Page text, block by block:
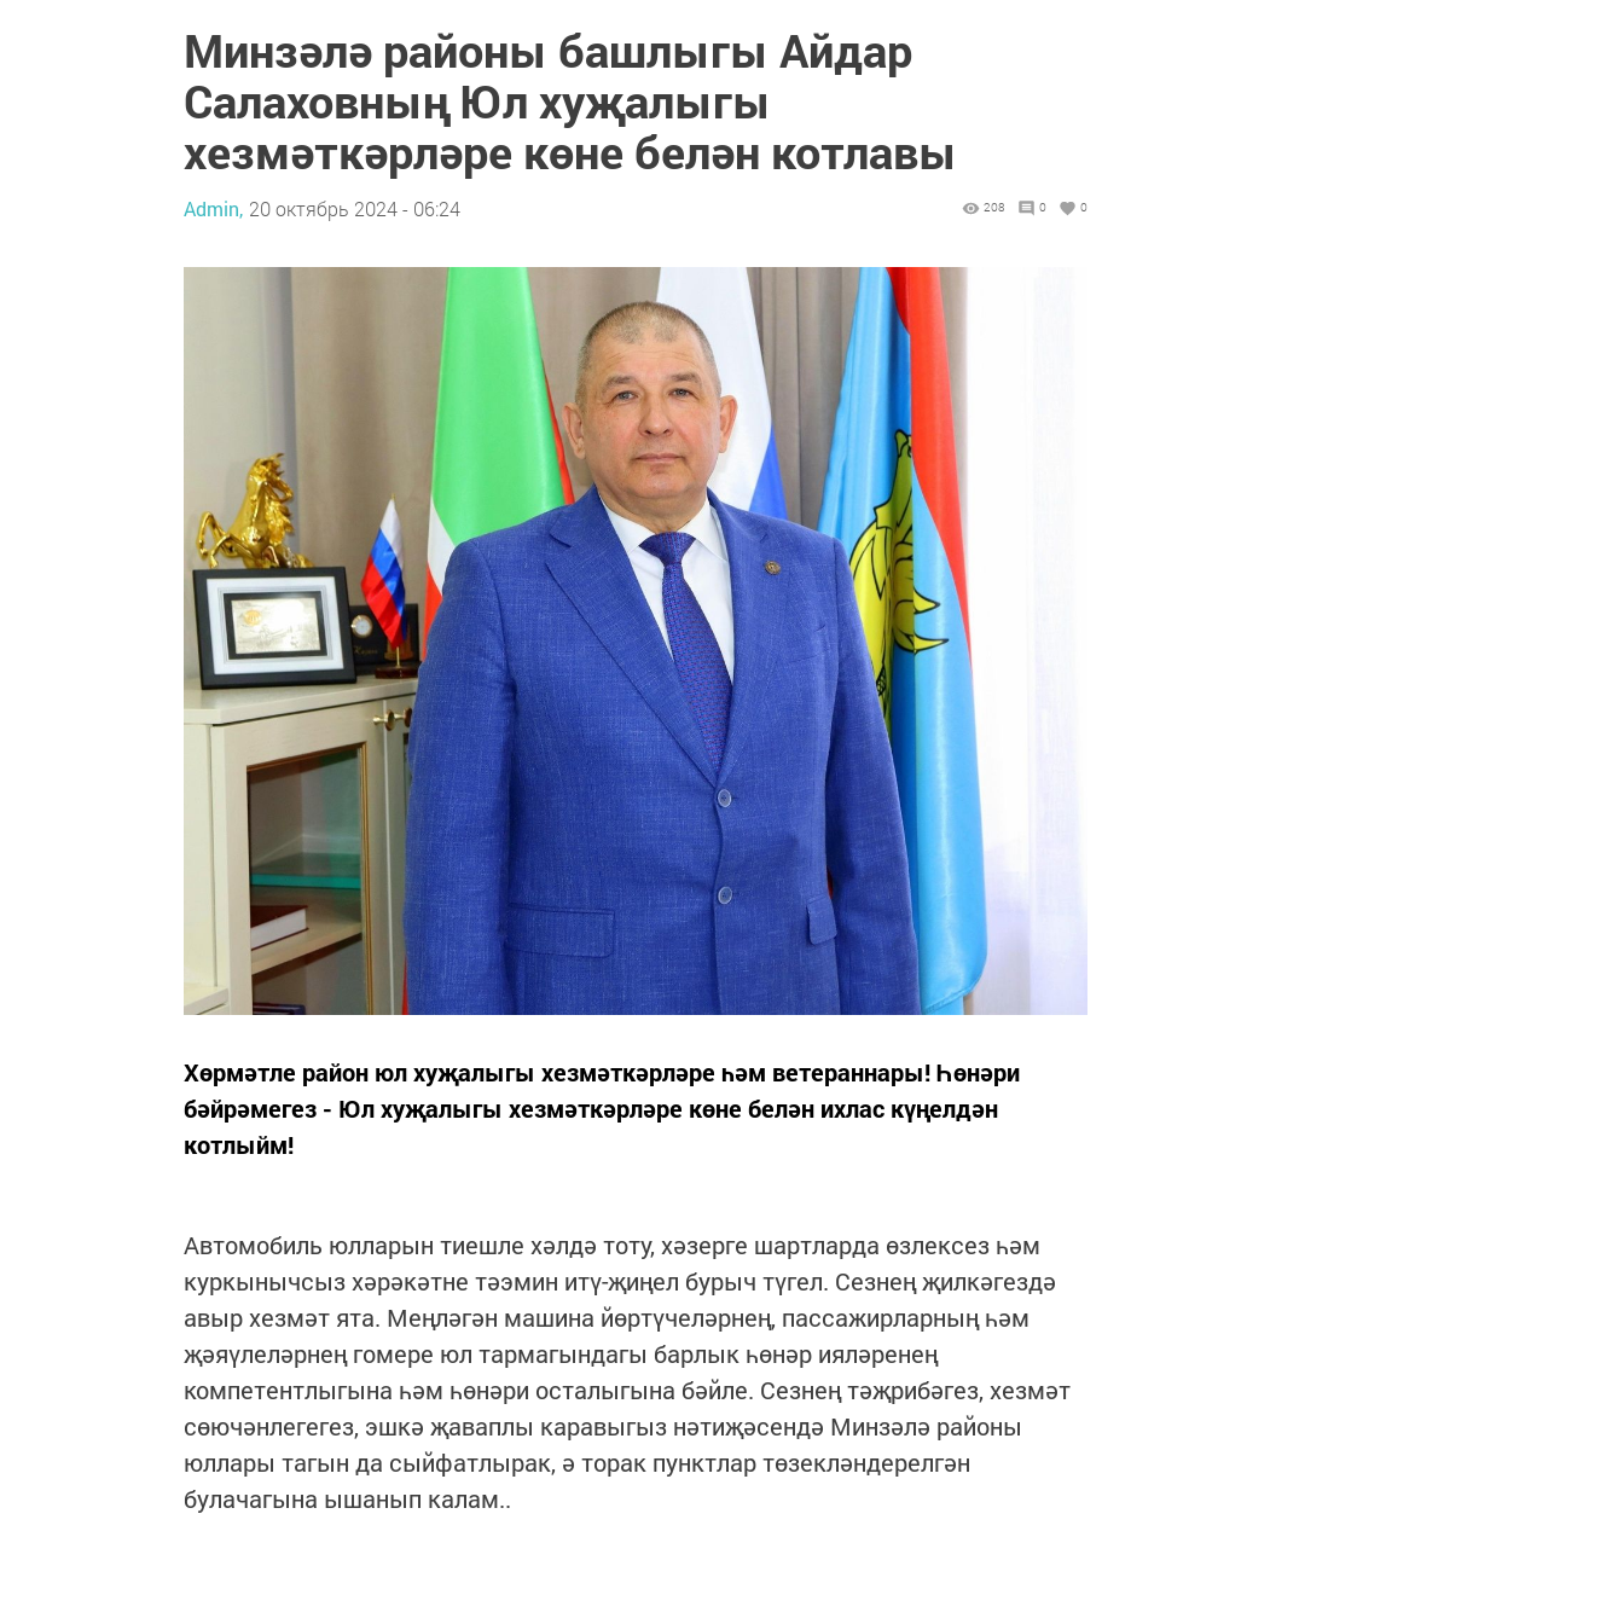
Минзәлә районы башлыгы Айдар
Салаховның Юл хуҗалыгы
хезмәткәрләре көне белән котлавы
Admin, 20 октябрь 2024 - 06:24 208 0 0
Хөрмәтле район юл хуҗалыгы хезмәткәрләре һәм ветераннары! Һөнәри
бәйрәмегез - Юл хуҗалыгы хезмәткәрләре көне белән ихлас күңелдән
котлыйм!
Автомобиль юлларын тиешле хәлдә тоту, хәзерге шартларда өзлексез һәм
куркынычсыз хәрәкәтне тәэмин итү-җиңел бурыч түгел. Сезнең җилкәгездә
авыр хезмәт ята. Меңләгән машина йөртүчеләрнең, пассажирларның һәм
җәяүлеләрнең гомере юл тармагындагы барлык һөнәр ияләренең
компетентлыгына һәм һөнәри осталыгына бәйле. Сезнең тәҗрибәгез, хезмәт
сөючәнлегегез, эшкә җаваплы каравыгыз нәтиҗәсендә Минзәлә районы
юллары тагын да сыйфатлырак, ә торак пунктлар төзекләндерелгән
булачагына ышанып калам..